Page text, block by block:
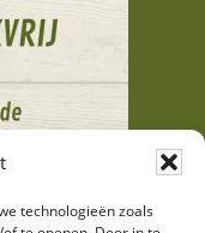
technologieën zoals